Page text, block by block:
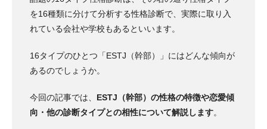
を16種類に分けて分析する性格診断で、実際に取り入
れている会社や学校もあるといいます。
16タイプのひとつ「ESTJ（幹部）」にはどんな傾向が
あるのでしょうか。
今回の記事では、 ESTJ（幹部）の性格の特徴や恋愛傾
向・他の診断タイプとの相性について解説します。